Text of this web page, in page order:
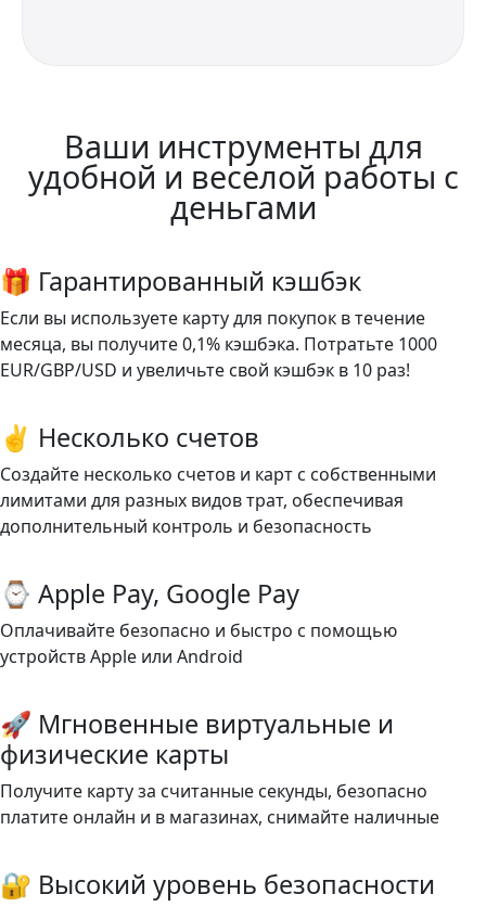
Ваши инструменты для
удобной и веселой работы с
деньгами
🎁 Гарантированный кэшбэк
Если вы используете карту для покупок в течение
месяца, вы получите 0,1% кэшбэка. Потратьте 1000
EUR/GBP/USD и увеличьте свой кэшбэк в 10 раз!
✌️ Несколько счетов
Создайте несколько счетов и карт с собственными
лимитами для разных видов трат, обеспечивая
дополнительный контроль и безопасность
⌚ Apple Pay, Google Pay
Оплачивайте безопасно и быстро с помощью
устройств Apple или Android
🚀 Мгновенные виртуальные и
физические карты
Получите карту за считанные секунды, безопасно
платите онлайн и в магазинах, снимайте наличные
🔐 Высокий уровень безопасности